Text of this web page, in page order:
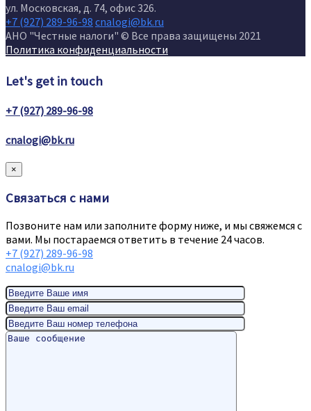
ул. Московская, д. 74, офис 326.
+7 (927) 289-96-98 cnalogi@bk.ru
АНО "Честные налоги" © Все права защищены 2021
Политика конфиденциальности
Let's get in touch
+7 (927) 289-96-98
cnalogi@bk.ru
×
Связаться с нами
Позвоните нам или заполните форму ниже, и мы свяжемся с
вами. Мы постараемся ответить в течение 24 часов.
+7 (927) 289-96-98
cnalogi@bk.ru